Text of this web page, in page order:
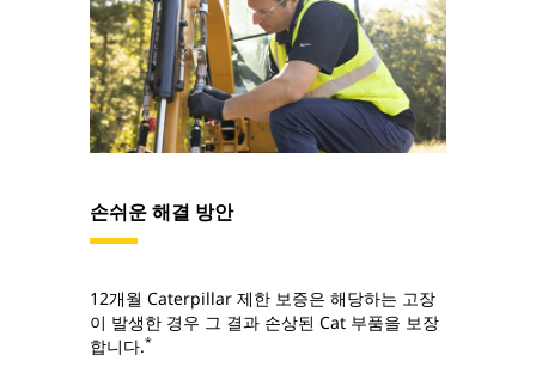
손쉬운 해결 방안
12개월 Caterpillar 제한 보증은 해당하는 고장
이 발생한 경우 그 결과 손상된 Cat 부품을 보장
합니다.*